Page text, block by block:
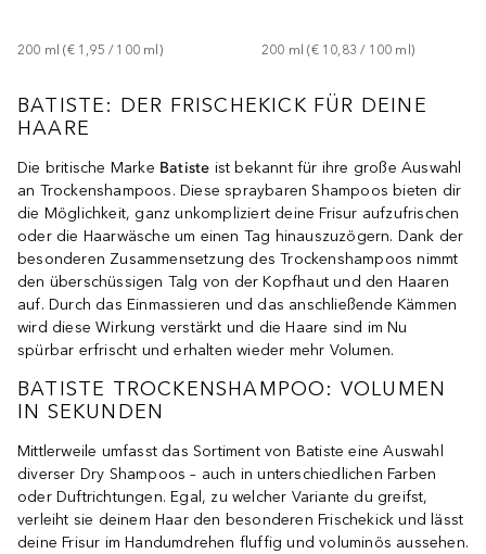
200 ml (€ 1,95 / 100 ml ) 200 ml (€ 10,83 / 100 ml )
BATISTE: DER FRISCHEKICK FÜR DEINE
HAARE
Die britische Marke Batiste ist bekannt für ihre große Auswahl
an Trockenshampoos. Diese spraybaren Shampoos bieten dir
die Möglichkeit, ganz unkompliziert deine Frisur aufzufrischen
oder die Haarwäsche um einen Tag hinauszuzögern. Dank der
besonderen Zusammensetzung des Trockenshampoos nimmt
den überschüssigen Talg von der Kopfhaut und den Haaren
auf. Durch das Einmassieren und das anschließende Kämmen
wird diese Wirkung verstärkt und die Haare sind im Nu
spürbar erfrischt und erhalten wieder mehr Volumen.
BATISTE TROCKENSHAMPOO: VOLUMEN
IN SEKUNDEN
Mittlerweile umfasst das Sortiment von Batiste eine Auswahl
diverser Dry Shampoos – auch in unterschiedlichen Farben
oder Duftrichtungen. Egal, zu welcher Variante du greifst,
verleiht sie deinem Haar den besonderen Frischekick und lässt
deine Frisur im Handumdrehen fluffig und voluminös aussehen.